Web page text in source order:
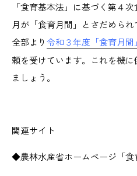
「食育基本法」に基づく第４
月が「食育月間」とさだめら
全部より 令和３年度「食育月間
頼を受けています。これを機
ましょう。
関連サイト
◆農林水産省ホームページ「食